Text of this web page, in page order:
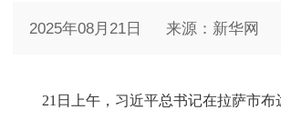
2025年08月21日 来源：新华网
21日上午，习近平总书记在拉萨市